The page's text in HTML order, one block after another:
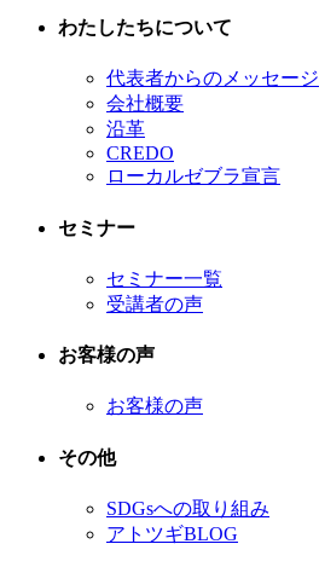
わたしたちについて
代表者からのメッセージ
会社概要
沿革
CREDO
ローカルゼブラ宣言
セミナー
セミナー一覧
受講者の声
お客様の声
お客様の声
その他
SDGsへの取り組み
アトツギBLOG